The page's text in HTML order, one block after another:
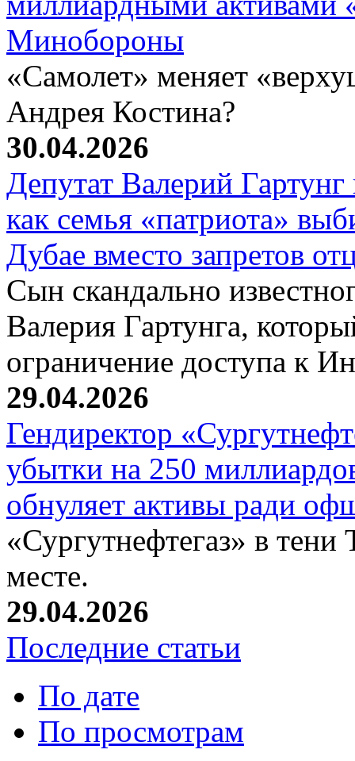
Минобороны
«Самолет» меняет
Андрея Костина?
30.04.2026
Депутат Валерий
как семья «патриота»
Дубае вместо запретов
Сын скандально
Валерия Гартунга,
ограничение доступа к
29.04.2026
Гендиректор
убытки на 250
обнуляет активы ради
«Сургутнефтегаз» в тени
месте.
29.04.2026
Последние статьи
По дате
По просмотрам